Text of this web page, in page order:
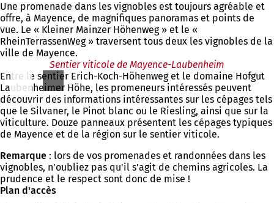
Une promenade dans les vignobles est toujours agréable et
offre, à Mayence, de magnifiques panoramas et points de
vue. Le « Kleiner Mainzer Höhenweg » et le «
RheinTerrassenWeg » traversent tous deux les vignobles de la
ville de Mayence.
Sentier viticole de Mayence-Laubenheim
Entre le sentier Erich-Koch-Höhenweg et le domaine Hofgut
Laubenheimer Höhe, les promeneurs intéressés peuvent
découvrir des informations intéressantes sur les cépages tels
que le Silvaner, le Pinot blanc ou le Riesling, ainsi que sur la
viticulture. Douze panneaux présentent les cépages typiques
de Mayence et de la région sur le sentier viticole.
Remarque : lors de vos promenades et randonnées dans les
vignobles, n'oubliez pas qu'il s'agit de chemins agricoles. La
prudence et le respect sont donc de mise !
Plan d'accès